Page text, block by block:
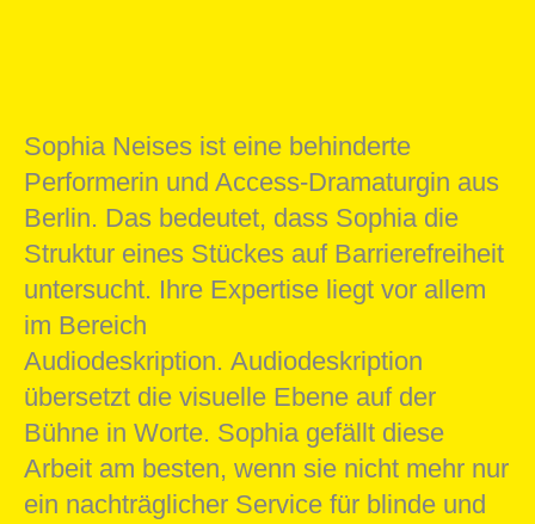
Sophia Neises ist eine behinderte
Performerin und Access-Dramaturgin aus
Berlin. Das bedeutet, dass Sophia die
Struktur eines Stückes auf Barrierefreiheit
untersucht. Ihre Expertise liegt vor allem
im Bereich
Audiodeskription. Audiodeskription
übersetzt die visuelle Ebene auf der
Bühne in Worte. Sophia gefällt diese
Arbeit am besten, wenn sie nicht mehr nur
ein nachträglicher Service für blinde und